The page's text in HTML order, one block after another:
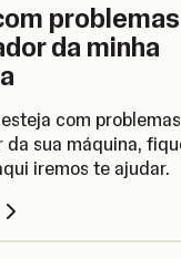
da minha
com
da sua máquina,
iremos te ajudar.